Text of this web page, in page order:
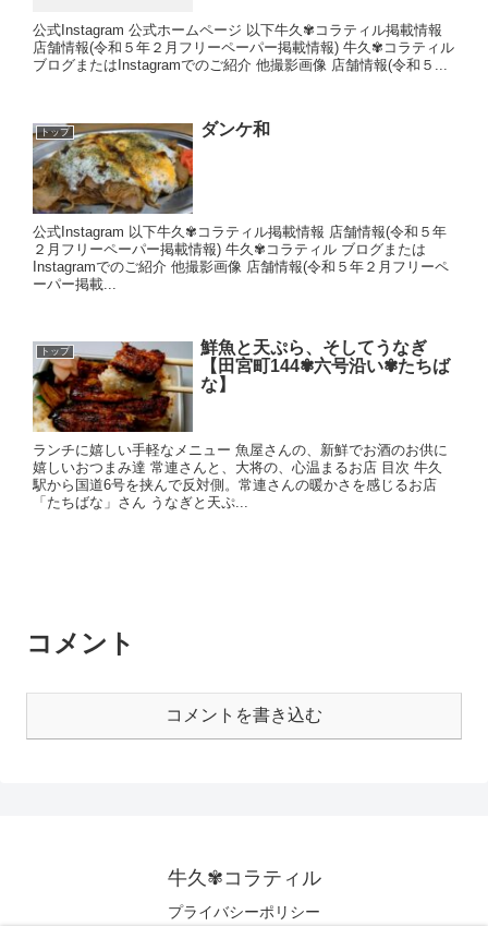
公式Instagram 公式ホームページ 以下牛久✾コラティル掲載情報
店舗情報(令和５年２月フリーペーパー掲載情報) 牛久✾コラティル
ブログまたはInstagramでのご紹介 他撮影画像 店舗情報(令和５...
トップ ダンケ和
公式Instagram 以下牛久✾コラティル掲載情報 店舗情報(令和５年
２月フリーペーパー掲載情報) 牛久✾コラティル ブログまたは
Instagramでのご紹介 他撮影画像 店舗情報(令和５年２月フリーペ
ーパー掲載...
トップ
鮮魚と天ぷら、そしてうなぎ
【田宮町144✾六号沿い✾たちば
な】
ランチに嬉しい手軽なメニュー 魚屋さんの、新鮮でお酒のお供に
嬉しいおつまみ達 常連さんと、大将の、心温まるお店 目次 牛久
駅から国道6号を挟んで反対側。常連さんの暖かさを感じるお店
「たちばな」さん うなぎと天ぷ...
コメント
コメントを書き込む
牛久✾コラティル
プライバシーポリシー